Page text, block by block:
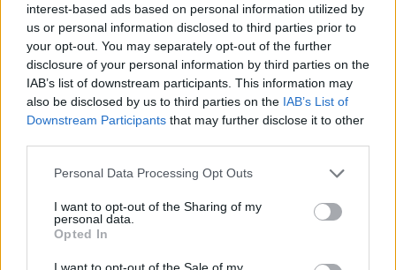
interest-based ads based on personal information utilized by
us or personal information disclosed to third parties prior to
your opt-out. You may separately opt-out of the further
disclosure of your personal information by third parties on the
IAB’s list of downstream participants. This information may
also be disclosed by us to third parties on the IAB’s List of
Downstream Participants that may further disclose it to other
Please note that this website/app uses one or more Google
not limited to your visit or usage behaviour. You may click to
grant or deny consent to Google and its third-party tags to
use your data for below specified purposes in below Google
consent section.
Personal Data Processing Opt Outs
I want to opt-out of the Sharing of my
personal data.
Opted In
I want to opt-out of the Sale of my
08:01
Elindult a Q1, szokás szerint 18 perc áll a pilóták
rendelkezésére, hogy elkerüljék az utolsó öt pozíciót.
Közben megszületett az ítélet az imént említett Albon-ügyben:
1000 eurós bírságot kapott a Williams. Az egyik gumi ugyanis
másik három abroncs.